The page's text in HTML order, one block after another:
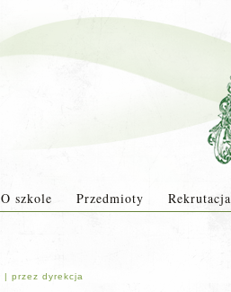
O szkole Przedmioty Rekrutacja
| przez dyrekcja